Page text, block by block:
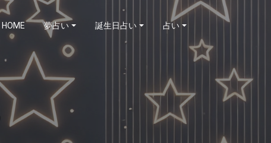
HOME 夢占い 誕生日占い 占い